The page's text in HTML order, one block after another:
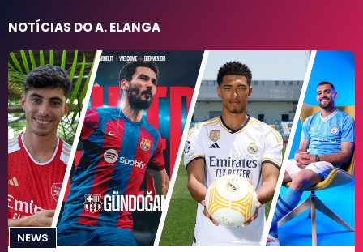
NOTÍCIAS DO A. ELANGA
NEWS